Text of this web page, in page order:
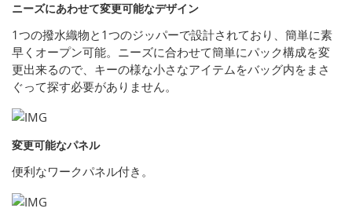
ニーズにあわせて変更可能なデザイン
1つの撥水織物と1つのジッパーで設計されており、簡単に素
早くオープン可能。ニーズに合わせて簡単にパック構成を変
更出来るので、キーの様な小さなアイテムをバッグ内をまさ
ぐって探す必要がありません。
変更可能なパネル
便利なワークパネル付き。